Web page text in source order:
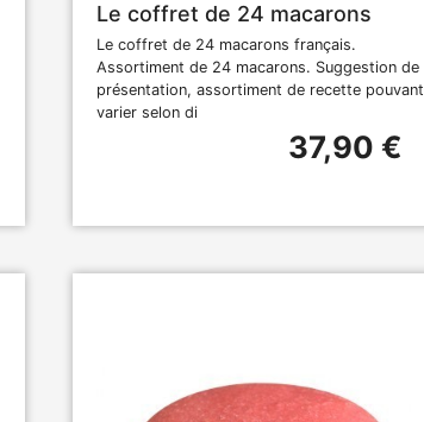
Le coffret de 24 macarons
Le coffret de 24 macarons français.
Assortiment de 24 macarons. Suggestion de
présentation, assortiment de recette pouvant
varier selon di
37,90 €